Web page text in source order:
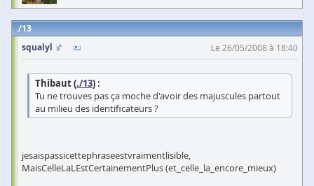
13
squalyl
Le 26/05/2008 à 18:40
Thibaut (./13) :
Tu ne trouves pas ça moche d'avoir des majuscules partout
au milieu des identificateurs ?
jesaispassicettephraseestvraimentlisible,
MaisCelleLaLEstCertainementPlus (et_celle_la_encore_mieux)